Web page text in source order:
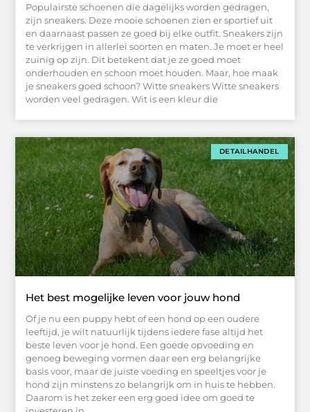
Populairste schoenen die dagelijks worden gedragen,
zijn sneakers. Deze mooie schoenen zien er sportief uit
en daarnaast passen ze goed bij elke outfit. Sneakers zijn
te verkrijgen in allerlei soorten en maten. Je moet er heel
zuinig op zijn. Dit betekent dat je ze goed moet
onderhouden en schoon moet houden. Maar, hoe maak
je sneakers goed schoon? Witte sneakers Witte sneakers
worden veel gedragen. Wit is een kleur die
DETAILHANDEL
Het best mogelijke leven voor jouw hond
Of je nu een puppy hebt of een hond op een oudere
leeftijd, je wilt natuurlijk tijdens iedere fase altijd het
beste leven voor je hond. Een goede opvoeding en
genoeg beweging vormen daar een erg belangrijke
basis voor, maar de juiste voeding en speeltjes voor je
hond zijn minstens zo belangrijk om in huis te hebben.
Daarom is het zeker een erg goed idee om goed te